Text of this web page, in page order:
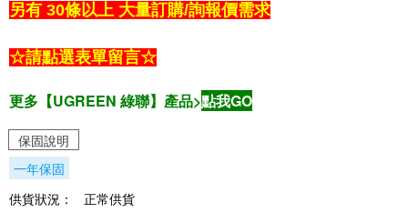
另有 30條以上 大量訂購/詢報價需求
☆請點選表單留言☆
更多【UGREEN 綠聯】產品>點我GO
保固說明
一年保固
供貨狀況：
正常供貨